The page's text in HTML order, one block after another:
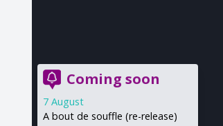
Coming soon
7 August
A bout de souffle (re-release)